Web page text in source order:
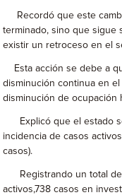
Recordó que este
terminado, sino que sigue
existir un retroceso en el
Esta acción se debe a
disminución continua en
disminución de ocupación
Explicó que el estado
incidencia de casos
casos).
Registrando un total de
activos,738 casos en